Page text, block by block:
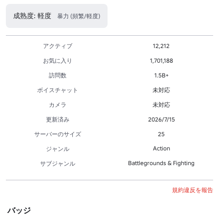
成熟度: 軽度 暴力 (頻繁/軽度)
アクティブ
12,212
お気に入り
1,701,188
訪問数
1.5B+
ボイスチャット
未対応
カメラ
未対応
更新済み
2026/7/15
サーバーのサイズ
25
ジャンル
Action
サブジャンル Battlegrounds & Fighting
規約違反を報告
バッジ